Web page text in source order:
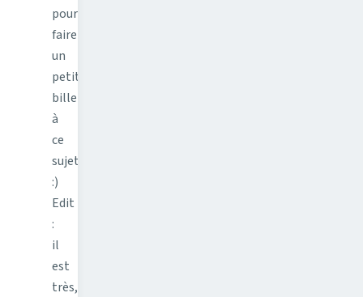
pour
faire
un
petit
billet
à
ce
sujet.
:)
Edit
:
il
est
très,